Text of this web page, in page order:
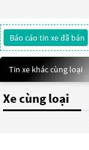
Báo cáo tin xe đã bán
Tin xe khác cùng loại
Xe cùng loại